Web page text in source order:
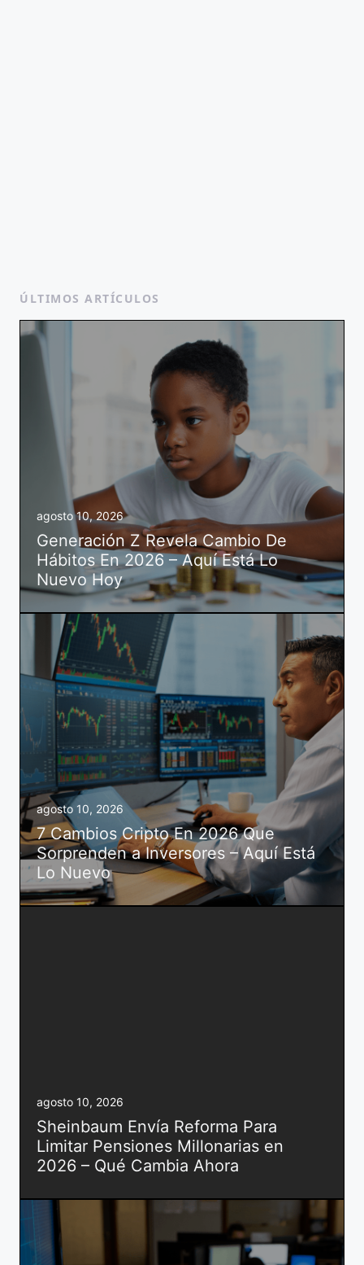
ÚLTIMOS ARTÍCULOS
agosto 10, 2026
Generación Z Revela Cambio De
Hábitos En 2026 – Aquí Está Lo
Nuevo Hoy
agosto 10, 2026
7 Cambios Cripto En 2026 Que
Sorprenden a Inversores – Aquí Está
Lo Nuevo
agosto 10, 2026
Sheinbaum Envía Reforma Para
Limitar Pensiones Millonarias en
2026 – Qué Cambia Ahora